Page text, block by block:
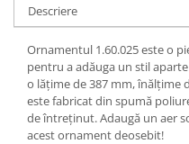
Descriere
Ornamentul 1.60.025 este o
pentru a adăuga un stil
o lățime de 387 mm, înălțime
este fabricat din spumă
de întreținut. Adaugă un aer
acest ornament deosebit!